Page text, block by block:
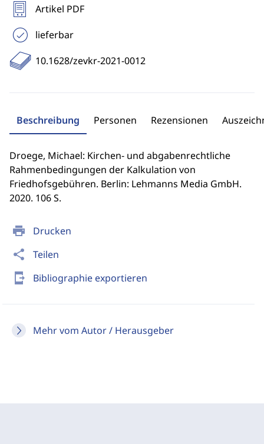
print Drucken
share Teilen
send_to_mobile Bibliographie exportieren
Mehr vom Autor / Herausgeber
Artikel PDF
lieferbar
10.1628/zevkr-2021-0012
Beschreibung Personen Rezensionen
Droege, Michael: Kirchen‑ und abgabenrechtliche
Rahmenbedingungen der Kalkulation von
Friedhofsgebühren. Berlin: Lehmanns Media GmbH.
2020. 106 S.